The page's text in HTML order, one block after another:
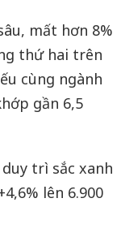
mất hơn 8%
thứ hai trên
cùng ngành
gần 6,5
trì sắc xanh
lên 6.900